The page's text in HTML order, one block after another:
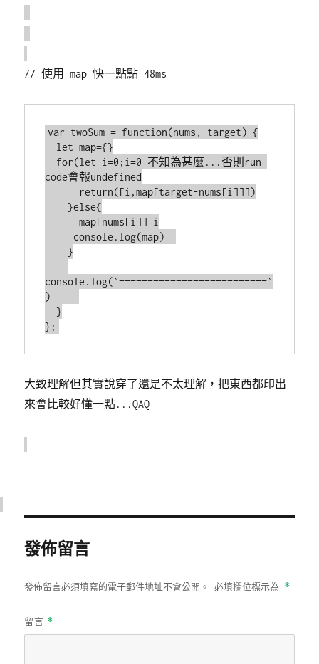
// 使用 map 快一點點 48ms
var twoSum = function(nums, target) {
let map={}
for(let i=0;i=0 不知為甚麼...否則run
code會報undefined
return([i,map[target-nums[i]]])
}else{
map[nums[i]]=i
}
console.log(`==========================`
)
}
};
大致理解但其實說穿了還是不太理解，把東西都印出
來會比較好懂一點...QAQ
發佈留言
發佈留言必須填寫的電子郵件地址不會公開。 必填欄位標示為 *
留言 *